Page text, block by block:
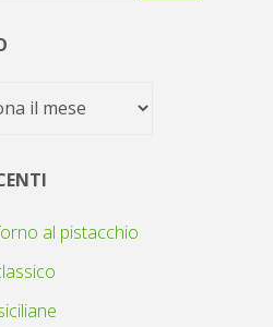
al pistacchio